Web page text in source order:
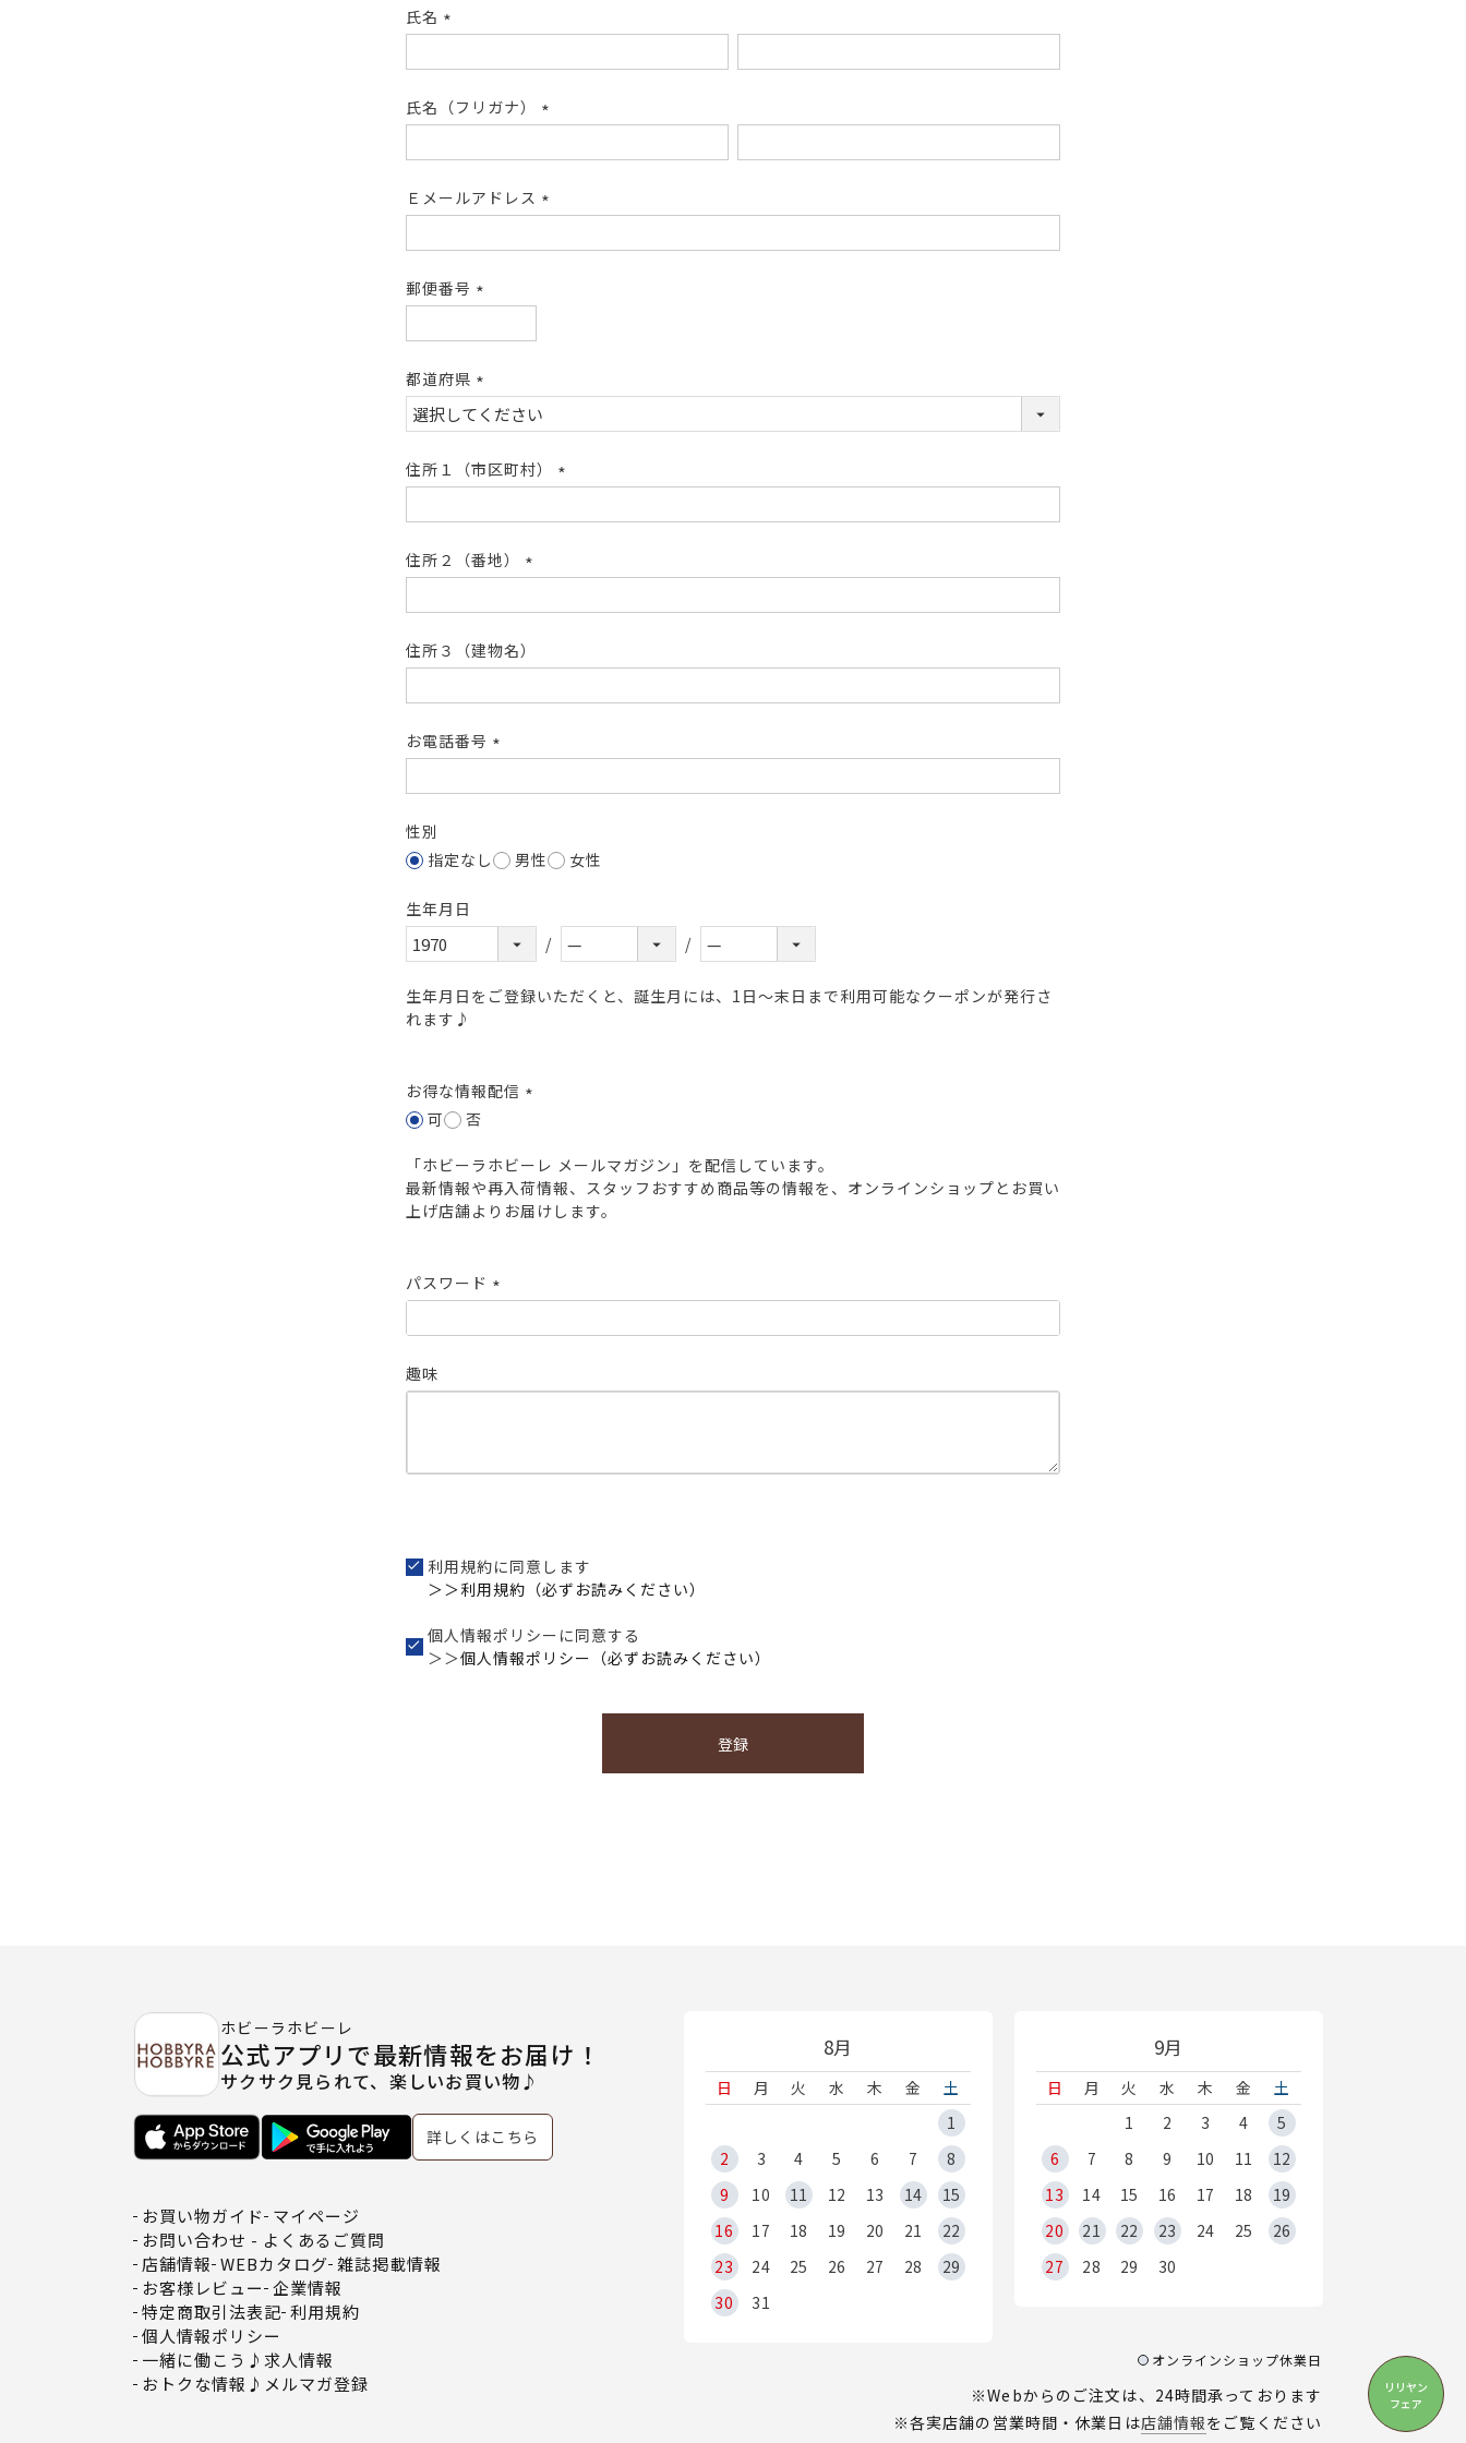
リリヤン
フェア
氏名
須)
氏名（フリガナ）
須)
Ｅメールアドレス
須)
郵便番号
須)
都道府県
(必
須)
住所１（市区町村）
須)
住所２（番地）
須)
住所３（建物名）
お電話番号
須)
性別
指定なし
男性 女性
生年月日
生年月日をご登録いただくと、誕生月には、1日～末日まで利用可能なクーポンが発行さ
れます♪
お得な情報配信
可 否
「ホビーラホビーレ メールマガジン」を配信しています。
最新情報や再入荷情報、スタッフおすすめ商品等の情報を、オンラインショップとお買い
上げ店舗よりお届けします。
パスワード
須)
趣味
利用規約に同意します
＞＞利用規約（必ずお読みください）
個人情報ポリシーに同意する
＞＞個人情報ポリシー（必ずお読みください）
登録
8月
日 月 火 水 木 金
土
1
2
3 4 5 6 7
8
9
10 11 12 13 14
15
16
17 18 19 20 21
22
23
24 25 26 27 28
29
30
31
9月
日 月 火 水 木 金
土
1
2 3 4
5
6
7 8 9 10 11
12
13
14 15 16 17 18
19
20
21 22 23 24 25
26
27
28 29 30
オンラインショップ休業日
※Webからのご注文は、24時間承っております
※各実店舗の営業時間・休業日は店舗情報をご覧ください
ホビーラホビーレ
公式アプリで最新情報をお届け！
サクサク見られて、楽しいお買い物♪
詳しくはこちら
お買い物ガイド マイページ
お問い合わせ - よくあるご質問
店舗情報 WEBカタログ 雑誌掲載情報
お客様レビュー 企業情報
特定商取引法表記 利用規約
個人情報ポリシー
一緒に働こう♪求人情報
おトクな情報♪メルマガ登録